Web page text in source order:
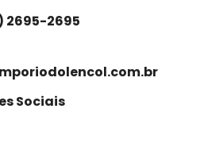
2695-2695
Sociais